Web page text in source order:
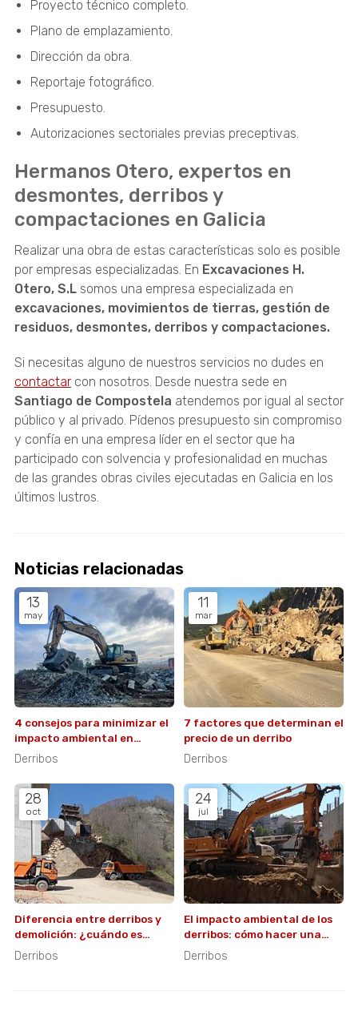
Proyecto técnico completo.
Plano de emplazamiento.
Dirección da obra.
Reportaje fotográfico.
Presupuesto.
Autorizaciones sectoriales previas preceptivas.
Hermanos Otero, expertos en
desmontes, derribos y
compactaciones en Galicia
Realizar una obra de estas características solo es posible
por empresas especializadas. En Excavaciones H.
Otero, S.L somos una empresa especializada en
excavaciones, movimientos de tierras, gestión de
residuos, desmontes, derribos y compactaciones.
Si necesitas alguno de nuestros servicios no dudes en
contactarcon nosotros. Desde nuestra sede en
Santiago de Compostela atendemos por igual al sector
público y al privado. Pídenos presupuesto sin compromiso
y confía en una empresa líder en el sector que ha
participado con solvencia y profesionalidad en muchas
de las grandes obras civiles ejecutadas en Galicia en los
últimos lustros.
Noticias relacionadas
13
may
4 consejos para minimizar el
impacto ambiental en
derribos
Derribos
11
mar
7 factores que determinan el
precio de un derribo
Derribos
28
oct
Diferencia entre derribos y
demolición: ¿cuándo es
necesario cada uno?
Derribos
24
jul
El impacto ambiental de los
derribos: cómo hacer una
demolición más sostenible
Derribos